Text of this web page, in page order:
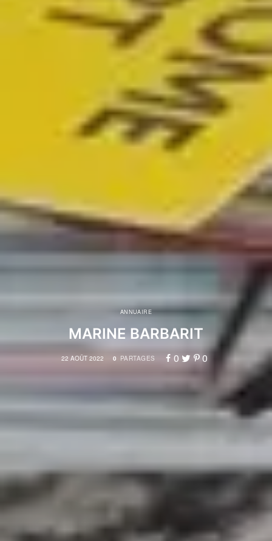
ANNUAIRE
MARINE BARBARIT
22 AOÛT 2022 0 PARTAGES 0 0